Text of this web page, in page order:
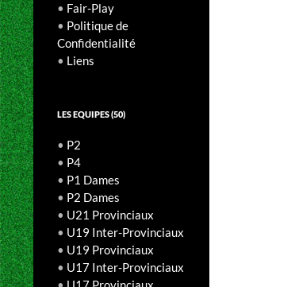
• Fair-Play
• Politique de
Confidentialité
• Liens
LES EQUIPES (50)
• P2
• P4
• P1 Dames
• P2 Dames
• U21 Provinciaux
• U19 Inter-Provinciaux
• U19 Provinciaux
• U17 Inter-Provinciaux